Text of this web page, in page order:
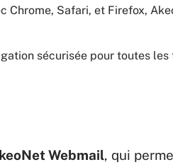
Chrome, Safari, et Firefox,
sécurisée pour toutes
Webmail, qui